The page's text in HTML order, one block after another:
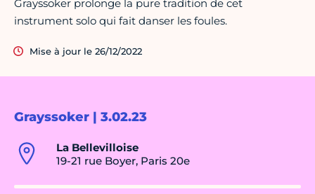
Grayssoker | 3.02.23
La Bellevilloise
19-21 rue Boyer, Paris 20e
Grayssoker prolonge la pure tradition de cet
instrument solo qui fait danser les foules.
Mise à jour le 26/12/2022